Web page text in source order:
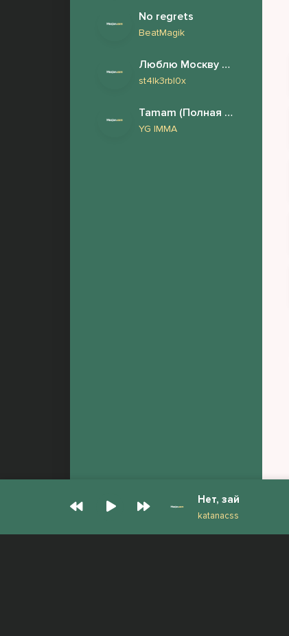
No regrets
BeatMagik
Люблю Москву но снится London
st4lk3rbl0x
Tamam (Полная версия)
YG IMMA
Нет, зай
katanacss